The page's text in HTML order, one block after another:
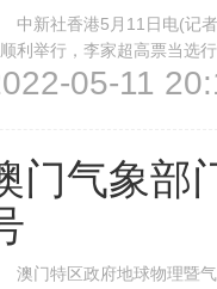
新社香港5月11日电(记者
利举行，李家超高票当选
李家超思想开明，懂得
05-11
门气象部
门特区政府地球物理暨气